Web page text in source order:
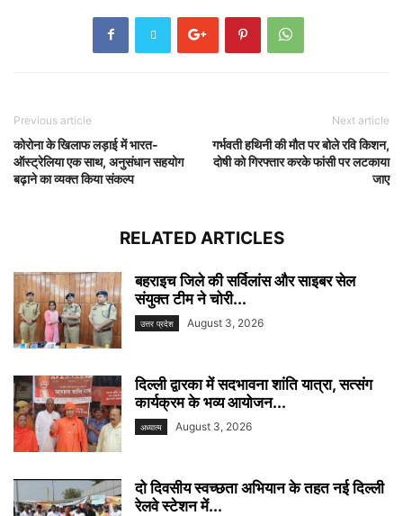
Previous article
कोरोना के खिलाफ लड़ाई में भारत-
ऑस्ट्रेलिया एक साथ, अनुसंधान सहयोग
बढ़ाने का व्यक्त किया संकल्प
Next article
गर्भवती हथिनी की मौत पर बोले रवि किशन,
दोषी को गिरफ्तार करके फांसी पर लटकाया
जाए
RELATED ARTICLES
बहराइच जिले की सर्विलांस और साइबर सेल
संयुक्त टीम ने चोरी...
उत्तर प्रदेश August 3, 2026
दिल्ली द्वारका में सदभावना शांति यात्रा, सत्संग
कार्यक्रम के भव्य आयोजन...
अध्यात्म August 3, 2026
दो दिवसीय स्वच्छता अभियान के तहत नई दिल्ली
रेलवे स्टेशन में...